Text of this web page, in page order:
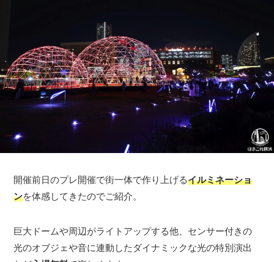
開催前日のプレ開催で街一体で作り上げるイルミネーショ
ンを体感してきたのでご紹介。
巨大ドームや周辺がライトアップする他、センサー付きの
光のオブジェや音に連動したダイナミックな光の特別演出